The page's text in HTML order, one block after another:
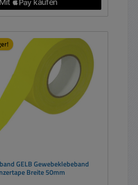
GELB Gewebeklebeband
Breite 50mm